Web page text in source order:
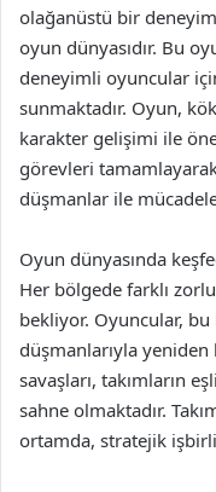
olağanüstü bir
oyun dünyasıdır. Bu
deneyimli oyuncular
sunmaktadır. Oyun,
karakter gelişimi ile
görevleri
düşmanlar ile
Oyun dünyasında
Her bölgede farklı
bekliyor. Oyuncular,
düşmanlarıyla yeniden
savaşları, takımların
sahne olmaktadır.
ortamda, stratejik